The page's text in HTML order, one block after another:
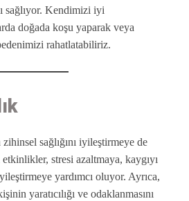
sağlıyor. Kendimizi iyi
doğada koşu yaparak veya
rahatlatabiliriz.
sağlığını iyileştirmeye de
stresi azaltmaya, kaygıyı
yardımcı oluyor. Ayrıca,
yaratıcılığı ve odaklanmasını